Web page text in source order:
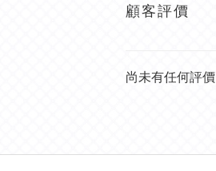
顧客評價
尚未有任何評價